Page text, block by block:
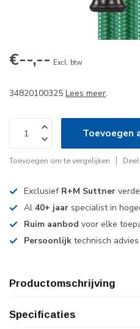
€--,-- Excl. btw
34820100325 Lees meer.
Toevoegen
Toevoegen om te vergelijken
Exclusief R+M Suttner
Al 40+ jaar specialist in
Ruim aanbod voor elke
Persoonlijk technisch advies
Productomschrijving
Specificaties